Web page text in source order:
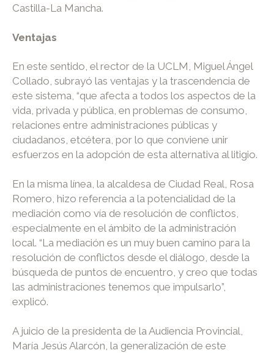
Castilla-La Mancha.
Ventajas
En este sentido, el rector de la UCLM, Miguel Ángel
Collado, subrayó las ventajas y la trascendencia de
este sistema, “que afecta a todos los aspectos de la
vida, privada y pública, en problemas de consumo,
relaciones entre administraciones públicas y
ciudadanos, etcétera, por lo que conviene unir
esfuerzos en la adopción de esta alternativa al litigio.
En la misma línea, la alcaldesa de Ciudad Real, Rosa
Romero, hizo referencia a la potencialidad de la
mediación como vía de resolución de conflictos,
especialmente en el ámbito de la administración
local. “La mediación es un muy buen camino para la
resolución de conflictos desde el diálogo, desde la
búsqueda de puntos de encuentro, y creo que todas
las administraciones tenemos que impulsarlo”,
explicó.
A juicio de la presidenta de la Audiencia Provincial,
María Jesús Alarcón, la generalización de este